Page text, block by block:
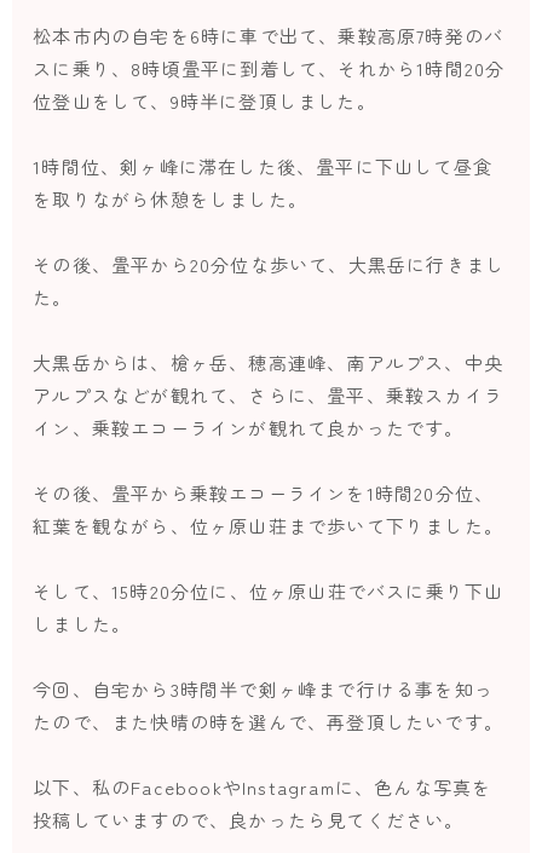
松本市内の自宅を6時に車で出て、乗鞍高原7時発のバ
スに乗り、8時頃畳平に到着して、それから1時間20分
位登山をして、9時半に登頂しました。
1時間位、剣ヶ峰に滞在した後、畳平に下山して昼食
を取りながら休憩をしました。
その後、畳平から20分位な歩いて、大黒岳に行きまし
た。
大黒岳からは、槍ヶ岳、穂高連峰、南アルプス、中央
アルプスなどが観れて、さらに、畳平、乗鞍スカイラ
イン、乗鞍エコーラインが観れて良かったです。
その後、畳平から乗鞍エコーラインを1時間20分位、
紅葉を観ながら、位ヶ原山荘まで歩いて下りました。
そして、15時20分位に、位ヶ原山荘でバスに乗り下山
しました。
今回、自宅から3時間半で剣ヶ峰まで行ける事を知っ
たので、また快晴の時を選んで、再登頂したいです。
以下、私のFacebookやInstagramに、色んな写真を
投稿していますので、良かったら見てください。